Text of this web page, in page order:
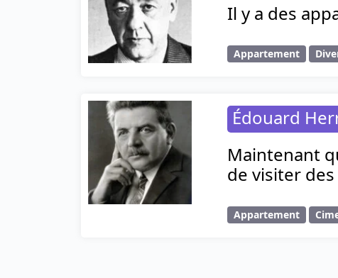
Il y a des
Appartement
Édouard
Maintenant
de visiter
Appartement